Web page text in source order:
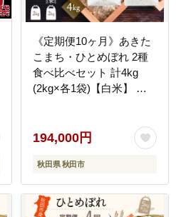
《定期便10ヶ月》あきた
こまち・ひとめぼれ 2種
食べ比べセット 計4kg
(2kg×各1袋)【白米】 秋
精米 小分け 個包装 定期
194,000円
秋田県 秋田市